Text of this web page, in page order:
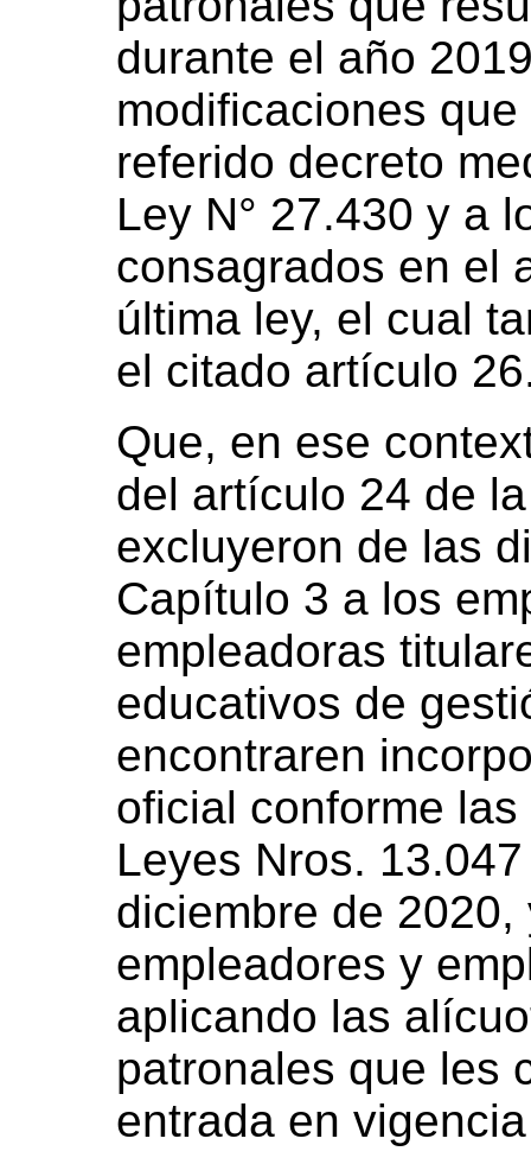
durante el año
modificaciones
referido decreto
Ley N° 27.430 y a
consagrados en el
última ley, el cual
el citado artículo
Que, en ese
del artículo 24 de
excluyeron de las
Capítulo 3 a los
empleadoras
educativos de
encontraren
oficial conforme
Leyes Nros.
diciembre de
empleadores y
aplicando las
patronales que les
entrada en